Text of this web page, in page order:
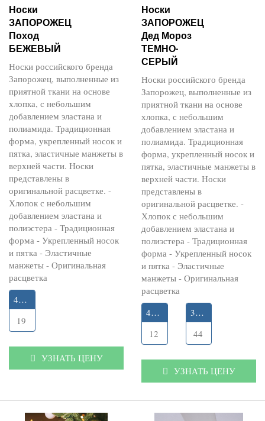
Носки
ЗАПОРОЖЕЦ
Поход
БЕЖЕВЫЙ
Носки российского бренда
Запорожец, выполненные из
приятной ткани на основе
хлопка, с небольшим
добавлением эластана и
полиамида. Традиционная
форма, укрепленный носок и
пятка, эластичные манжеты в
верхней части. Носки
представлены в
оригинальной расцветке. -
Хлопок с небольшим
добавлением эластана и
полиэстера - Традиционная
форма - Укрепленный носок
и пятка - Эластичные
манжеты - Оригинальная
расцветка
41-45
19
УЗНАТЬ ЦЕНУ
Носки
ЗАПОРОЖЕЦ
Дед Мороз
ТЕМНО-
СЕРЫЙ
Носки российского бренда
Запорожец, выполненные из
приятной ткани на основе
хлопка, с небольшим
добавлением эластана и
полиамида. Традиционная
форма, укрепленный носок и
пятка, эластичные манжеты в
верхней части. Носки
представлены в
оригинальной расцветке. -
Хлопок с небольшим
добавлением эластана и
полиэстера - Традиционная
форма - Укрепленный носок
и пятка - Эластичные
манжеты - Оригинальная
расцветка
41-45
12
35-40
44
УЗНАТЬ ЦЕНУ